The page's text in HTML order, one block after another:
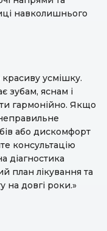
навколишнього
усмішку.
зубам, яснам і
гармонійно. Якщо
або дискомфорт
консультацію
діагностика
план лікування та
на довгі роки.»